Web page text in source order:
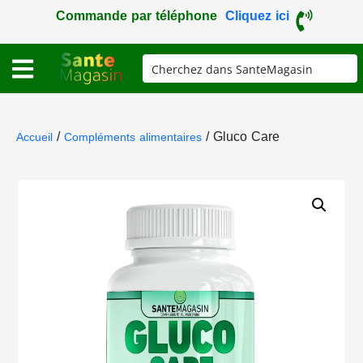
Commande par téléphone Cliquez ici
Accueil/Compléments alimentaires/ Gluco Care